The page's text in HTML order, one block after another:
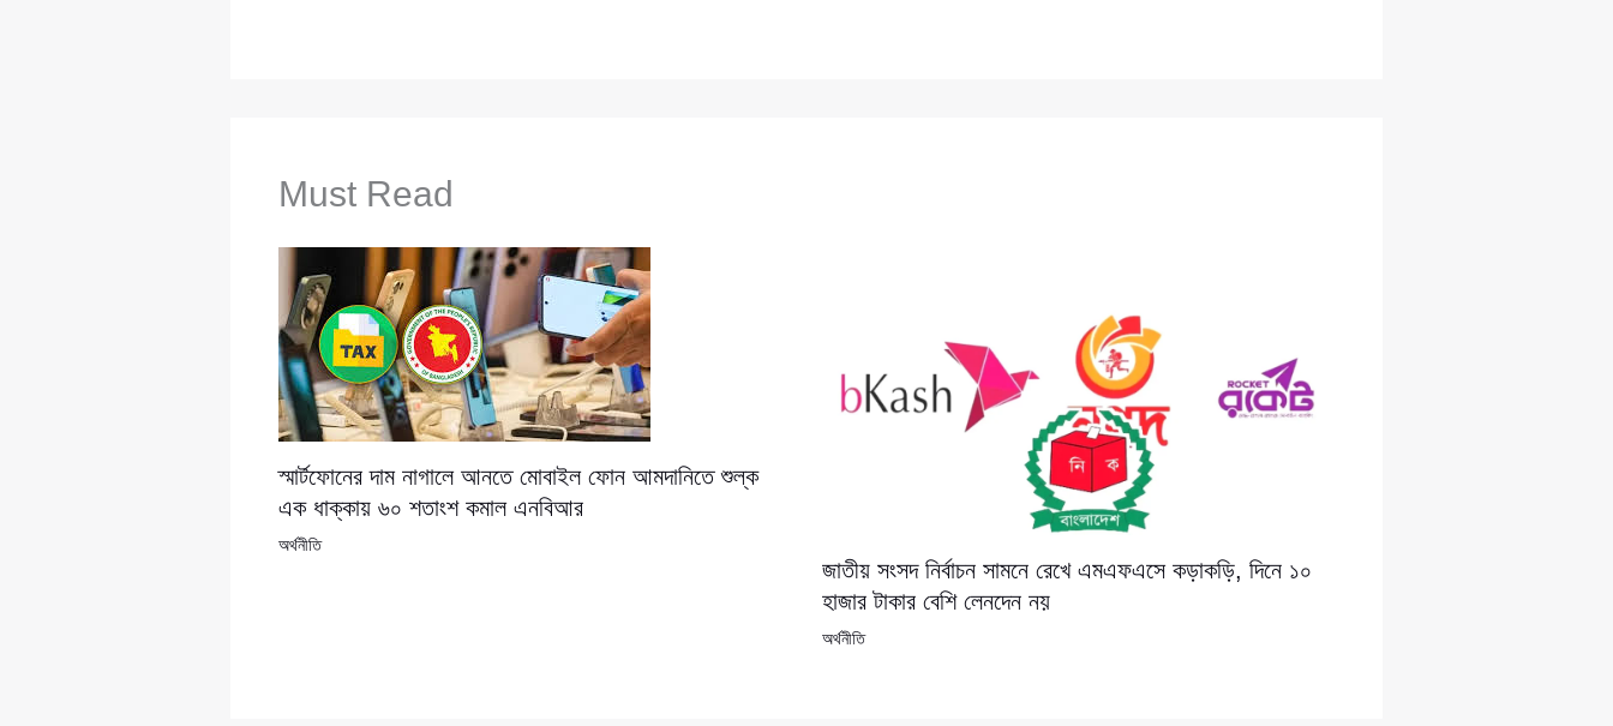
Must Read
স্মার্টফোনের দাম নাগালে আনতে মোবাইল ফোন আমদানিতে শুল্ক
এক ধাক্কায় ৬০ শতাংশ কমাল এনবিআর
অর্থনীতি
জাতীয় সংসদ নির্বাচন সামনে রেখে এমএফএসে কড়াকড়ি, দিনে ১০
হাজার টাকার বেশি লেনদেন নয়
অর্থনীতি